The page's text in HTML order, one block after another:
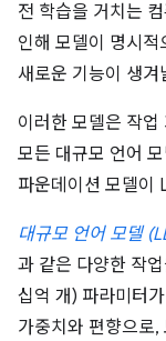
전 학습을 거치는
인해 모델이 명시
새로운 기능이 생겨
이러한 모델은 작
모든 대규모 언어
파운데이션 모델이
대규모 언어 모델
과 같은 다양한 작
십억 개) 파라미터
가중치와 편향으로